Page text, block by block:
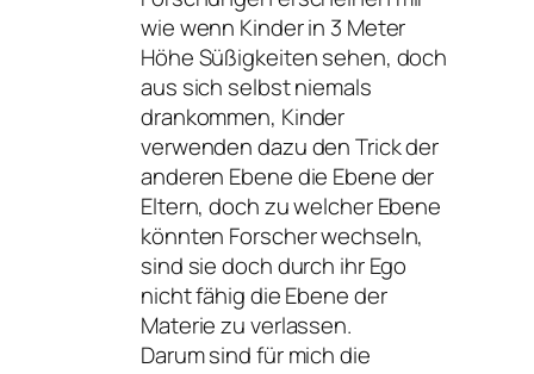
wie wenn Kinder in 3 Meter
Höhe Süßigkeiten sehen, doch
aus sich selbst niemals
drankommen, Kinder
verwenden dazu den Trick der
anderen Ebene die Ebene der
Eltern, doch zu welcher Ebene
könnten Forscher wechseln,
sind sie doch durch ihr Ego
nicht fähig die Ebene der
Materie zu verlassen.
Darum sind für mich die